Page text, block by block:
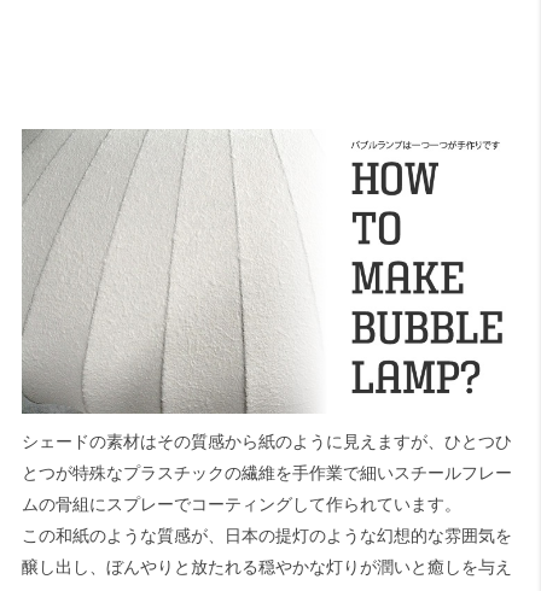
シェードの素材はその質感から紙のように見えますが、ひとつひ
とつが特殊なプラスチックの繊維を手作業で細いスチールフレー
ムの骨組にスプレーでコーティングして作られています。
この和紙のような質感が、日本の提灯のような幻想的な雰囲気を
醸し出し、ぼんやりと放たれる穏やかな灯りが潤いと癒しを与え